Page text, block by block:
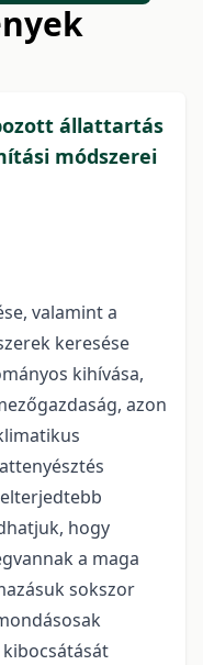
állattartás
módszerei
valamint a
keresése
kihívása,
azon
hogy
a maga
sokszor